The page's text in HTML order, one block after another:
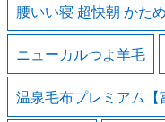
腰いい寝 超快朝 かため
ニューカルつよ羊毛
温泉毛布プレミアム【